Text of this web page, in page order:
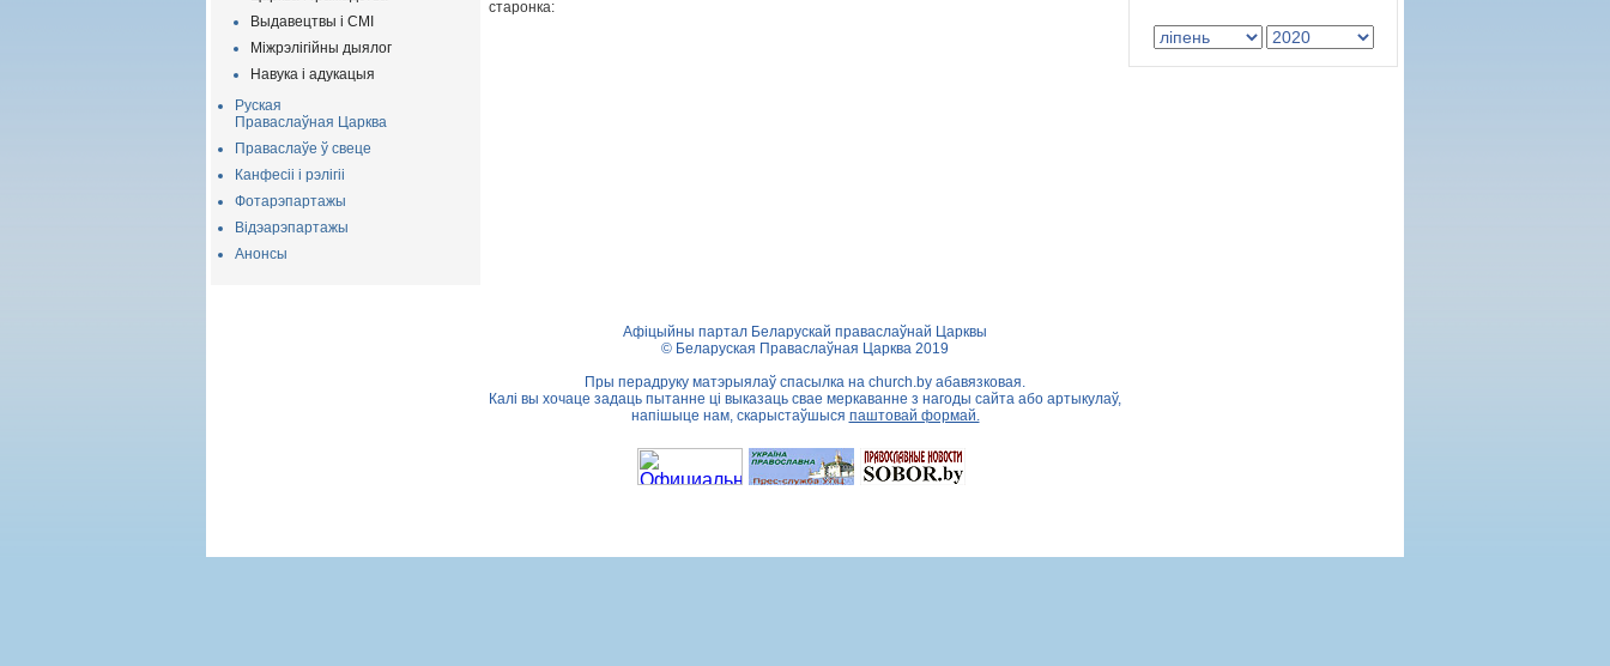
Выдавецтвы і СМІ
Міжрэлігійны дыялог
Навука і адукацыя
Руская
Праваслаўная Царква
Праваслаўе ў свеце
Канфесіі і рэлігіі
Фотарэпартажы
Відэарэпартажы
Анонсы
старонка:
Афіцыйны партал Беларускай праваслаўнай Царквы
© Беларуская Праваслаўная Царква 2019
Пры перадруку матэрыялаў спасылка на church.by абавязковая.
Калі вы хочаце задаць пытанне ці выказаць свае меркаванне з нагоды сайта або артыкулаў,
напішыце нам, скарыстаўшыся паштовай формай.